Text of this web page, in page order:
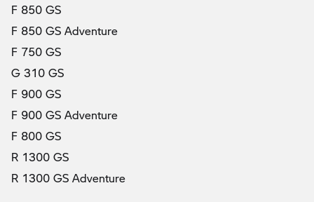
F 850 GS
F 850 GS Adventure
F 750 GS
G 310 GS
F 900 GS
F 900 GS Adventure
F 800 GS
R 1300 GS
R 1300 GS Adventure